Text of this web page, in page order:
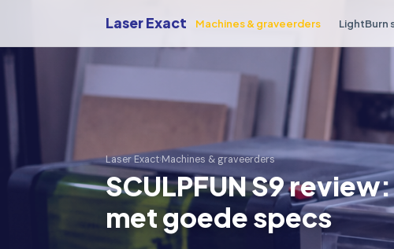
Laser Exact Machines & graveerders LightBurn
Laser Exact›Machines & graveerders
SCULPFUN S9
met goede specs